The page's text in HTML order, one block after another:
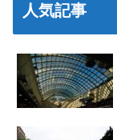
人気記事